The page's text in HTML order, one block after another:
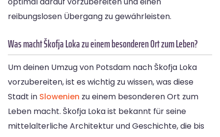
reibungslosen Übergang zu gewährleisten.
Was macht Škofja Loka zu einem besonderen Ort zum Leben?
Um deinen Umzug von Potsdam nach Škofja Loka
vorzubereiten, ist es wichtig zu wissen, was diese
Stadt in Slowenien zu einem besonderen Ort zum
Leben macht. Škofja Loka ist bekannt für seine
mittelalterliche Architektur und Geschichte, die bis